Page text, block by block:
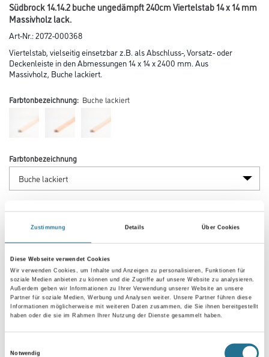
Zustimmung Details Über Cookies
Diese Webseite verwendet Cookies
Wir verwenden Cookies, um Inhalte und Anzeigen zu personalisieren, Funktionen für
soziale Medien anbieten zu können und die Zugriffe auf unsere Website zu analysieren.
Außerdem geben wir Informationen zu Ihrer Verwendung unserer Website an unsere
Partner für soziale Medien, Werbung und Analysen weiter. Unsere Partner führen diese
Informationen möglicherweise mit weiteren Daten zusammen, die Sie ihnen bereitgestellt
haben oder die sie im Rahmen Ihrer Nutzung der Dienste gesammelt haben.
Notwendig
Südbrock 14.14.2 buche ungedämpft 240cm Viertelstab 14 x 14 mm
Massivholz lack.
Art-Nr.:2072-000368
Viertelstab, vielseitig einsetzbar z.B. als Abschluss-, Vorsatz- oder
Deckenleiste in den Abmessungen 14 x 14 x 2400 mm. Aus
Massivholz, Buche lackiert.
Farbtonbezeichnung: Buche lackiert
Farbtonbezeichnung
Gebinde